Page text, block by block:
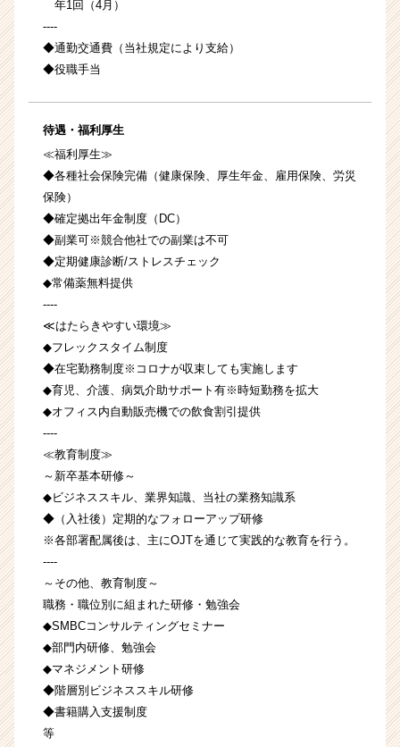
年1回（4月）
----
◆通勤交通費（当社規定により支給）
◆役職手当
待遇・福利厚生
≪福利厚生≫
◆各種社会保険完備（健康保険、厚生年金、雇用保険、労災
保険）
◆確定拠出年金制度（DC）
◆副業可※競合他社での副業は不可
◆定期健康診断/ストレスチェック
◆常備薬無料提供
----
≪はたらきやすい環境≫
◆フレックスタイム制度
◆在宅勤務制度※コロナが収束しても実施します
◆育児、介護、病気介助サポート有※時短勤務を拡大
◆オフィス内自動販売機での飲食割引提供
----
≪教育制度≫
～新卒基本研修～
◆ビジネススキル、業界知識、当社の業務知識系
◆（入社後）定期的なフォローアップ研修
※各部署配属後は、主にOJTを通じて実践的な教育を行う。
----
～その他、教育制度～
職務・職位別に組まれた研修・勉強会
◆SMBCコンサルティングセミナー
◆部門内研修、勉強会
◆マネジメント研修
◆階層別ビジネススキル研修
◆書籍購入支援制度
等